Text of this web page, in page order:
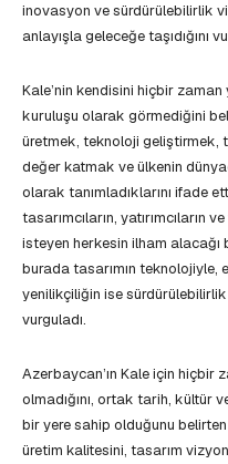
inovasyon ve sürdürülebilirlik
anlayışla geleceğe taşıdığını
Kale’nin kendisini hiçbir
kuruluşu olarak görmediğini
üretmek, teknoloji geliştirmek,
değer katmak ve ülkenin
olarak tanımladıklarını ifade
tasarımcıların, yatırımcıların
isteyen herkesin ilham
burada tasarımın teknolojiyle,
yenilikçiliğin ise sürdürülebilirlik
vurguladı.
Azerbaycan’ın Kale için hiçbir
olmadığını, ortak tarih, kültür
bir yere sahip olduğunu
üretim kalitesini, tasarım